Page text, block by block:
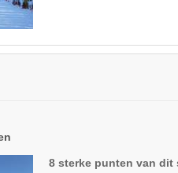
8 sterke punten van dit